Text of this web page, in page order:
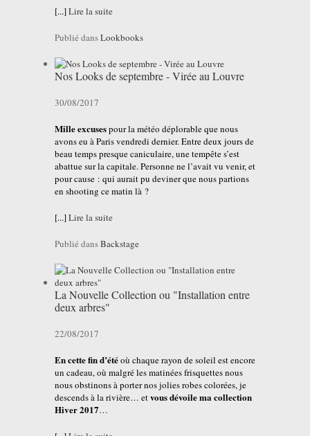
[...]Lire la suite
Publié dansLookbooks
Nos Looks de septembre - Virée au Louvre
30/08/2017
Mille excusespour la météo déplorable que nous
avons eu à Paris vendredi dernier. Entre deux jours de
beau temps presque caniculaire, une tempête s’est
abattue sur la capitale. Personne ne l’avait vu venir, et
pour cause : qui aurait pu deviner que nous partions
en shooting ce matin là ?
[...]Lire la suite
Publié dansBackstage
La Nouvelle Collection ou "Installation entre
deux arbres"
22/08/2017
En cette fin d’étéoù chaque rayon de soleil est encore
un cadeau, où malgré les matinées frisquettes nous
nous obstinons à porter nos jolies robes colorées, je
descends à la rivière… etvous dévoile ma collection
Hiver 2017…